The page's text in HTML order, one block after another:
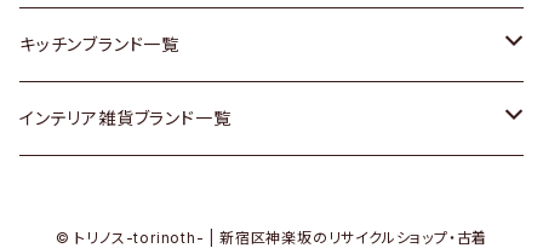
Vintageヴィンテージ / Antiqueアンティーク
Designers / デザイナーズ
腕時計
Vintage / ヴィンテージ
和物 / 作家物
その他キッチン雑貨
ACTUS / アクタス
arflex / アルフレックス
agnes b / アニエス ベー
BALLY / バリー
キッチンブランド一覧
ARABIA / アラビア
インテリア雑貨ブランド一覧
© トリノス-torinoth- | 新宿区神楽坂のリサイクルショップ・古着